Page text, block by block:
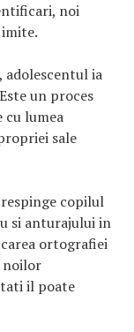
noi
adolescentul ia
un proces
lumea
sale
copilul
si anturajului in
ortografiei
noilor
il poate